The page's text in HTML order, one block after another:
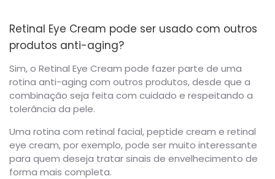
Retinal Eye Cream pode ser usado com outros
produtos anti-aging?
Sim, o Retinal Eye Cream pode fazer parte de uma
rotina anti-aging com outros produtos, desde que a
combinação seja feita com cuidado e respeitando a
tolerância da pele.
Uma rotina com retinal facial, peptide cream e retinal
eye cream, por exemplo, pode ser muito interessante
para quem deseja tratar sinais de envelhecimento de
forma mais completa.